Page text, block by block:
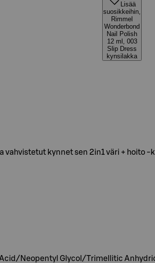
Lisää
suosikkeihin,
Rimmel
Wonderbond
Nail Polish
12 ml, 003
Slip Dress
kynsilakka
kynnet sen 2in1 väri + hoito
Neopentyl Glycol/Trimellitic